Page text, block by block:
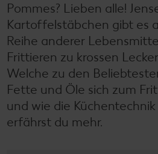
Pommes? Lieben alle!
Kartoffelstäbchen gibt es
Reihe anderer
Frittieren zu krossen
Welche zu den
Fette und Öle sich zum
und wie die
erfährst du mehr.